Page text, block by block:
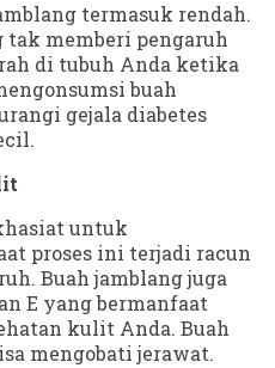
termasuk rendah.
memberi pengaruh
di tubuh Anda ketika
buah
gejala diabetes
untuk
proses ini terjadi racun
Buah jamblang juga
E yang bermanfaat
kulit Anda. Buah
mengobati jerawat.